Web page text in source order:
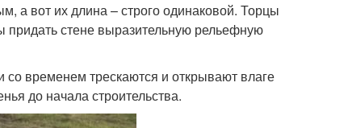
а вот их длина – строго одинаковой. Торцы
придать стене выразительную рельефную
со временем трескаются и открывают влаге
до начала строительства.